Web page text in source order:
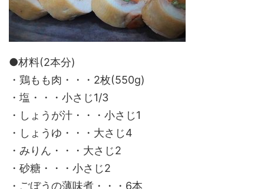
●材料(2本分)
・鶏もも肉・・・2枚(550g)
・塩・・・小さじ1/3
・しょうが汁・・・小さじ1
・しょうゆ・・・大さじ4
・みりん・・・大さじ2
・砂糖・・・小さじ2
・ごぼうの薄味煮・・・6本